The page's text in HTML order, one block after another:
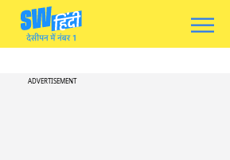
ADVERTISEMENT